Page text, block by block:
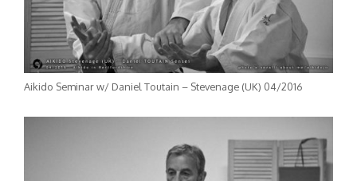
Aikido Seminar w/ Daniel Toutain – Stevenage (UK) 04/2016